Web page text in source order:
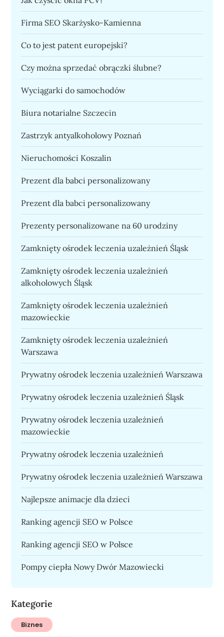
Firma SEO Skarżysko-Kamienna
Co to jest patent europejski?
Czy można sprzedać obrączki ślubne?
Wyciągarki do samochodów
Biura notarialne Szczecin
Zastrzyk antyalkoholowy Poznań
Nieruchomości Koszalin
Prezent dla babci personalizowany
Prezent dla babci personalizowany
Prezenty personalizowane na 60 urodziny
Zamknięty ośrodek leczenia uzależnień Śląsk
Zamknięty ośrodek leczenia uzależnień
alkoholowych Śląsk
Zamknięty ośrodek leczenia uzależnień
mazowieckie
Zamknięty ośrodek leczenia uzależnień
Warszawa
Prywatny ośrodek leczenia uzależnień Warszawa
Prywatny ośrodek leczenia uzależnień Śląsk
Prywatny ośrodek leczenia uzależnień
mazowieckie
Prywatny ośrodek leczenia uzależnień
Prywatny ośrodek leczenia uzależnień Warszawa
Najlepsze animacje dla dzieci
Ranking agencji SEO w Polsce
Ranking agencji SEO w Polsce
Pompy ciepła Nowy Dwór Mazowiecki
Kategorie
Biznes